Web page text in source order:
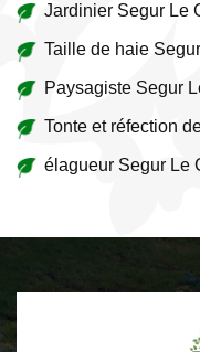
Jardinier Segur Le
Taille de haie
Paysagiste Segur
Tonte et réfection
élagueur Segur Le